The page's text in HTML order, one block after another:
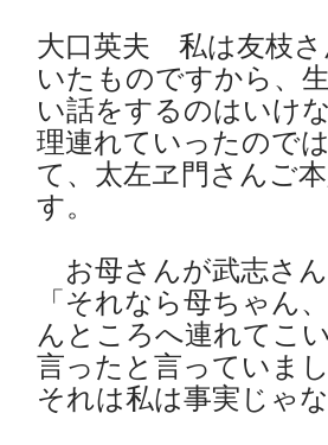
大口英夫 私は友枝さ
いたものですから、
い話をするのはいけ
理連れていったので
て、太左ヱ門さんご
す。
お母さんが武志さ
「それなら母ちゃん
んところへ連れてこ
言ったと言っていま
それは私は事実じゃ